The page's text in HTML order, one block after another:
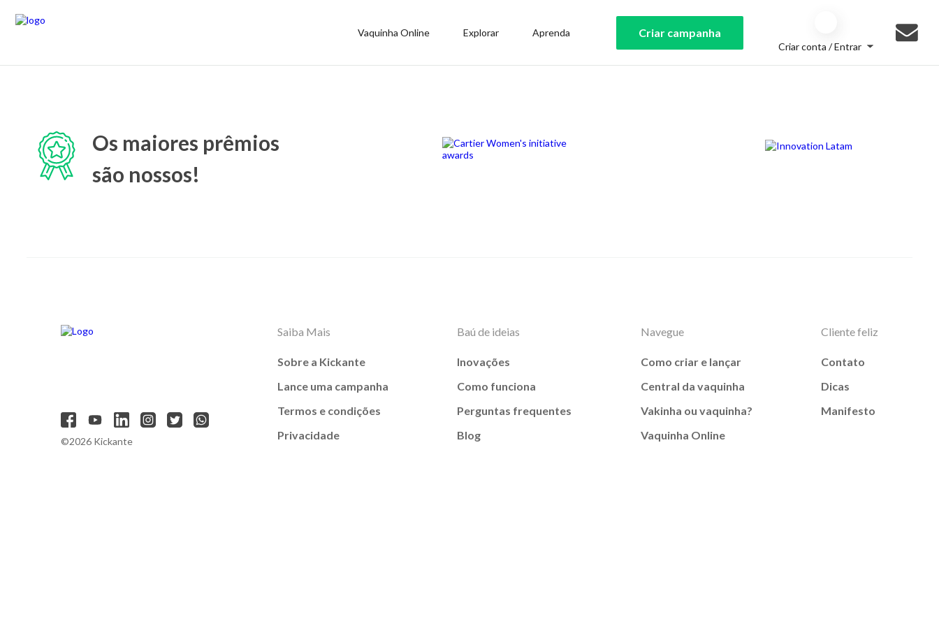
Vaquinha Online Explorar Aprenda Criar campanha
Criar conta / Entrar
Os maiores prêmios
são nossos!
©2026 Kickante
Saiba Mais
Sobre a Kickante
Lance uma campanha
Termos e condições
Privacidade
Baú de ideias
Inovações
Como funciona
Perguntas frequentes
Blog
Navegue
Como criar e lançar
Central da vaquinha
Vakinha ou vaquinha?
Vaquinha Online
Cliente feliz
Contato
Dicas
Manifesto